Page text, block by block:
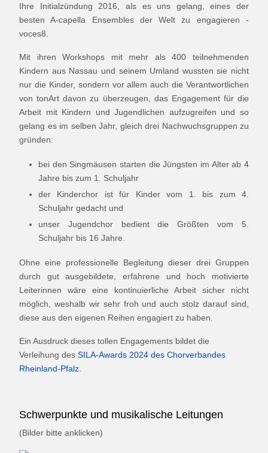
Ihre Initialzündung 2016, als es uns gelang, eines der
besten A-capella Ensembles der Welt zu engagieren -
voces8.
Mit ihren Workshops mit mehr als 400 teilnehmenden
Kindern aus Nassau und seinem Umland wussten sie nicht
nur die Kinder, sondern vor allem auch die Verantwortlichen
von tonArt davon zu überzeugen, das Engagement für die
Arbeit mit Kindern und Jugendlichen aufzugreifen und so
gelang es im selben Jahr, gleich drei Nachwuchsgruppen zu
gründen:
bei den Singmäusen starten die Jüngsten im Alter ab 4
Jahre bis zum 1. Schuljahr
der Kinderchor ist für Kinder vom 1. bis zum 4.
Schuljahr gedacht und
unser Jugendchor bedient die Größten vom 5.
Schuljahr bis 16 Jahre.
Ohne eine professionelle Begleitung dieser drei Gruppen
durch gut ausgebildete, erfahrene und hoch motivierte
Leiterinnen wäre eine kontinuierliche Arbeit sicher nicht
möglich, weshalb wir sehr froh und auch stolz darauf sind,
diese aus den eigenen Reihen engagiert zu haben.
Ein Ausdruck dieses tollen Engagements bildet die
Verleihung des SILA-Awards 2024 des Chorverbandes
Rheinland-Pfalz
Schwerpunkte und musikalische Leitungen
(Bilder bitte anklicken)